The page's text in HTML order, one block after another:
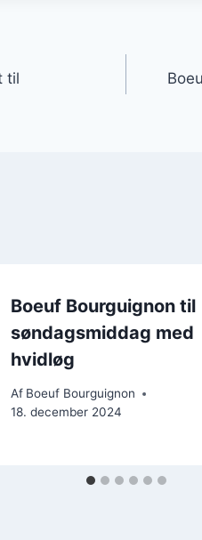
til
Boeuf Bourguignon til
søndagsmiddag med
hvidløg
Af Boeuf Bourguignon
18. december 2024